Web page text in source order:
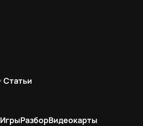
Статьи
ИгрыРазборВидеокарты